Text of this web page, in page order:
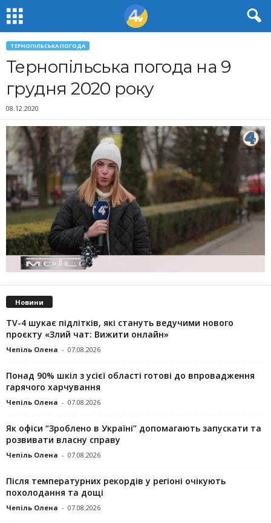
ТЕРНОПІЛЬСЬКА ПОГОДА
Тернопільська погода на 9
грудня 2020 року
08.12.2020
Новини
TV-4 шукає підлітків, які стануть ведучими нового
проєкту «Злий чат: Вижити онлайн»
Чепіль Олена - 07.08.2026
Понад 90% шкіл з усієї області готові до впровадження
гарячого харчування
Чепіль Олена - 07.08.2026
Як офіси “Зроблено в Україні” допомагають запускaти та
розвивати власну справу
Чепіль Олена - 07.08.2026
Після температурних рекордів у регіоні очікують
похолодання та дощі
Чепіль Олена - 07.08.2026